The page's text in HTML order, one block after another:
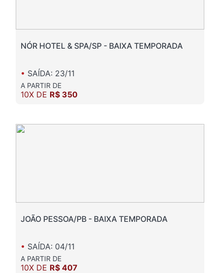
NÓR HOTEL & SPA/SP - BAIXA TEMPORADA
• SAÍDA: 23/11
A PARTIR DE
10X DE R$ 350
JOÃO PESSOA/PB - BAIXA TEMPORADA
• SAÍDA: 04/11
A PARTIR DE
10X DE R$ 407